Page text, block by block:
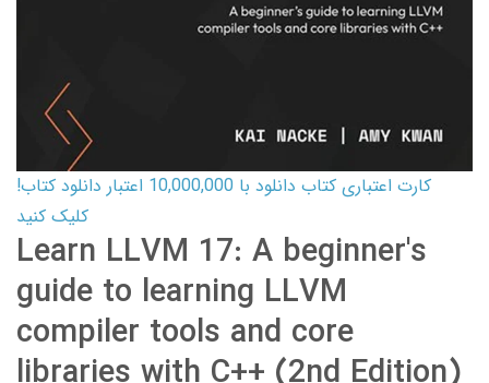
کارت اعتباری کتاب دانلود با 10,000,000 اعتبار دانلود کتاب!
کلیک کنید
Learn LLVM 17: A beginner's
guide to learning LLVM
compiler tools and core